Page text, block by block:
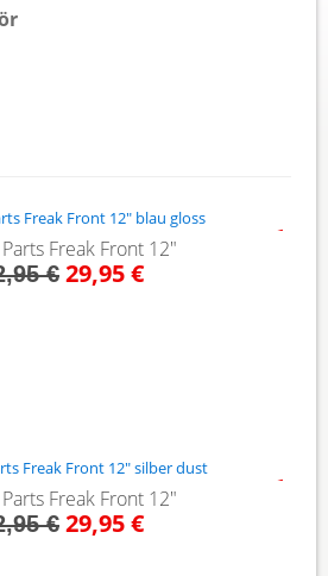
Freak Front 12"
€ 29,95 €
Freak Front 12"
€ 29,95 €